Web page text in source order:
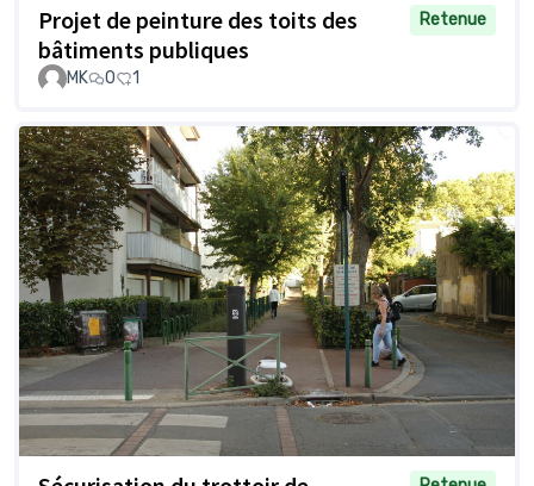
Projet de peinture des toits des
bâtiments publiques
Retenue
MK 0 1